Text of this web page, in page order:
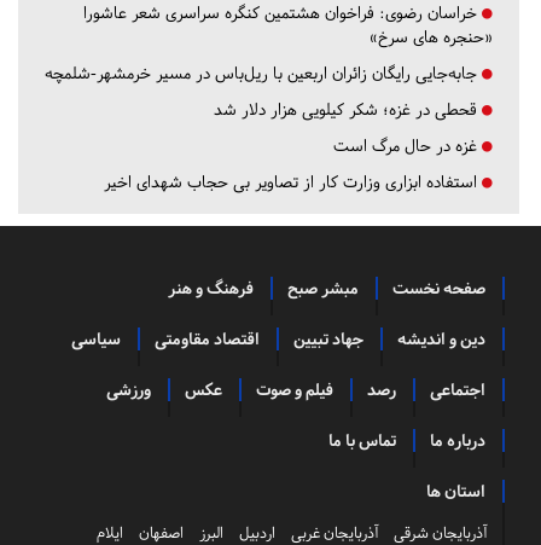
خراسان رضوی: فراخوان هشتمین کنگره سراسری شعر عاشورا
«حنجره های سرخ»
جابه‌جایی رایگان زائران اربعین با ریل‌باس در مسیر خرمشهر-شلمچه
قحطی در غزه؛ شکر کیلویی هزار دلار شد
غزه در حال مرگ است
استفاده ابزاری وزارت کار از تصاویر بی حجاب شهدای اخیر
صفحه نخست مبشر صبح فرهنگ و هنر
دین و اندیشه جهاد تبیین اقتصاد مقاومتی سیاسی
اجتماعی رصد فیلم و صوت عکس ورزشی
درباره ما تماس با ما
استان ها
آذربایجان شرقی آذربایجان غربی اردبیل البرز اصفهان
ایلام